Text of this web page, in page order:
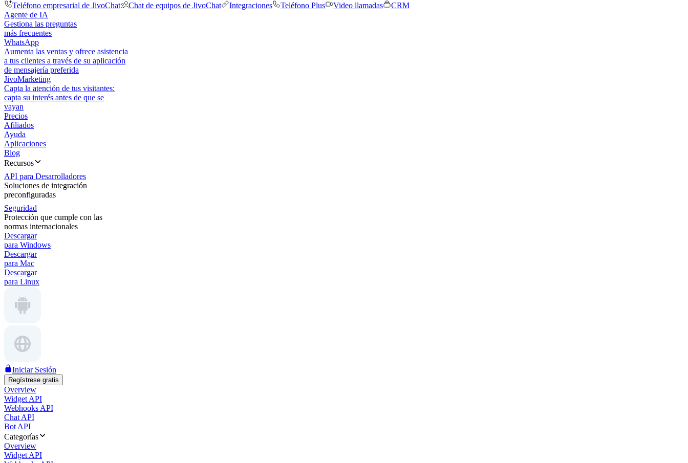
Teléfono empresarial de JivoChat
Chat de equipos de JivoChat Integraciones Teléfono Plus Video llamadas
CRM
Agente de IA
Gestiona las preguntas
más frecuentes
WhatsApp
Aumenta las ventas y ofrece asistencia
a tus clientes a través de su aplicación
de mensajería preferida
JivoMarketing
Capta la atención de tus visitantes:
capta su interés antes de que se
vayan
Precios
Afiliados
Ayuda
Aplicaciones
Blog
Recursos
API para Desarrolladores
Soluciones de integración
preconfiguradas
Seguridad
Protección que cumple con las
normas internacionales
Descargar
para Windows
Descargar
para Mac
Descargar
para Linux
Iniciar Sesión
Regístrese gratis
Overview
Widget API
Webhooks API
Chat API
Bot API
Categorías
Overview
Widget API